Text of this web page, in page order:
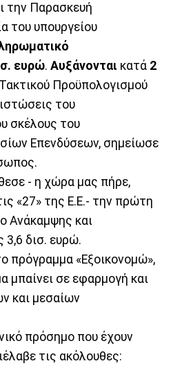
την Παρασκευή
του υπουργείου
ευρώ. Αυξάνονται κατά 2
Προϋπολογισμού
του
σκέλους του
Επενδύσεων, σημείωσε
- η χώρα μας πήρε,
«27» της Ε.Ε.- την πρώτη
Ανάκαμψης και
3,6 δισ. ευρώ.
πρόγραμμα «Εξοικονομώ»,
μπαίνει σε εφαρμογή και
και μεσαίων
πρόσημο που έχουν
τις ακόλουθες: